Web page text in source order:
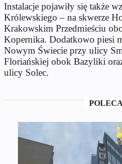
Instalacje pojawiły się także
Królewskiego – na skwerze
Krakowskim Przedmieściu
Kopernika. Dodatkowo piesi
Nowym Świecie przy ulicy
Floriańskiej obok Bazyliki
ulicy Solec.